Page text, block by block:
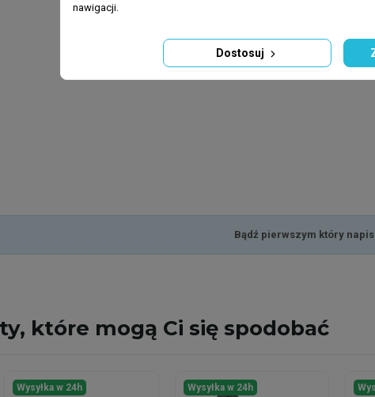
Bądź pierwszym który
które mogą Ci się spodobać
Wysyłka w 24h Wysyłka w 24h
nawigacji.
Dostosuj